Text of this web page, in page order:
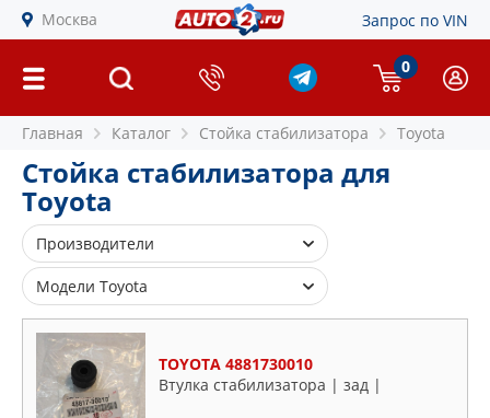
Москва Запрос по VIN
0
Главная Каталог Стойка стабилизатора Toyota
Стойка стабилизатора для
Toyota
Производители
555
AS METAL
ASVA
BIRTH
BLUE PRINT
Модели Toyota
4 Runner
Allion
Alphard
TOYOTA 4881730010
Втулка стабилизатора | зад |